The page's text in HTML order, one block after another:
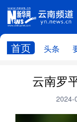
首页 头条
头条
新华社记者看云南
云南罗
2024-